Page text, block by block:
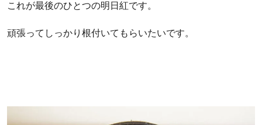
これが最後のひとつの明日紅です。
頑張ってしっかり根付いてもらいたいです。